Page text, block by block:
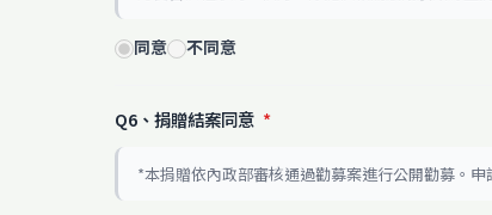
同意 不同意
Q6、捐贈結案同意 *
*本捐贈依內政部審核通過勸募案進行公開勸募。